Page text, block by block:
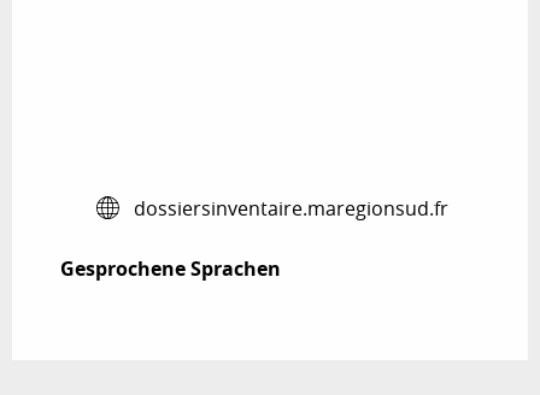
dossiersinventaire.maregionsud.fr
Gesprochene Sprachen
Gesprochene Sprachen